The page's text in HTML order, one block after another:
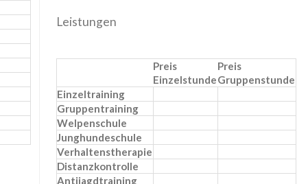
Leistungen
Preis
Einzelstunde
Preis
Gruppenstunde
Einzeltraining
Gruppentraining
Welpenschule
Junghundeschule
Verhaltenstherapie
Distanzkontrolle
Antijagdtraining